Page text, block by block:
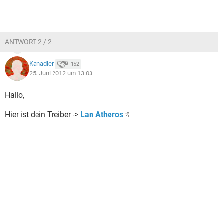
ANTWORT 2 / 2
Kanadler 152
25. Juni 2012 um 13:03
Hallo,
Hier ist dein Treiber -> Lan Atheros